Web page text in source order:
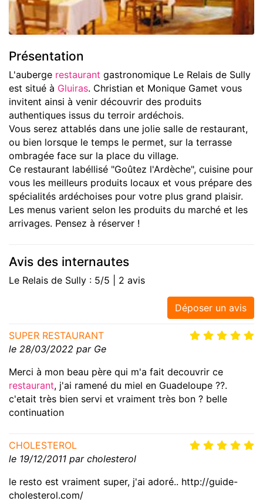
Présentation
L'auberge restaurant gastronomique Le Relais de Sully
est situé à Gluiras. Christian et Monique Gamet vous
invitent ainsi à venir découvrir des produits
authentiques issus du terroir ardéchois.
Vous serez attablés dans une jolie salle de restaurant,
ou bien lorsque le temps le permet, sur la terrasse
ombragée face sur la place du village.
Ce restaurant labéllisé "Goûtez l'Ardèche", cuisine pour
vous les meilleurs produits locaux et vous prépare des
spécialités ardéchoises pour votre plus grand plaisir.
Les menus varient selon les produits du marché et les
arrivages. Pensez à réserver !
Avis des internautes
Le Relais de Sully : 5/5 | 2 avis
Déposer un avis
SUPER RESTAURANT
le 28/03/2022 par Ge
Merci à mon beau père qui m'a fait decouvrir ce
restaurant, j'ai ramené du miel en Guadeloupe ??.
c'etait très bien servi et vraiment très bon ? belle
continuation
CHOLESTEROL
le 19/12/2011 par cholesterol
le resto est vraiment super, j'ai adoré.. http://guide-
cholesterol.com/